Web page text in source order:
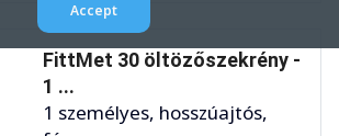
FittMet 30 öltözőszekrény -
1 ...
1 személyes, hosszúajtós,
Accept